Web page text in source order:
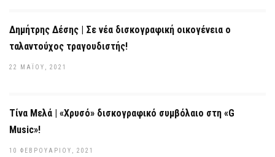
Δημήτρης Δέσης | Σε νέα δισκογραφική οικογένεια ο
ταλαντούχος τραγουδιστής!
22 ΜΑΪ́ΟΥ, 2021
Τίνα Μελά | «Χρυσό» δισκογραφικό συμβόλαιο στη «G
Music»!
10 ΦΕΒΡΟΥΑΡΊΟΥ, 2021